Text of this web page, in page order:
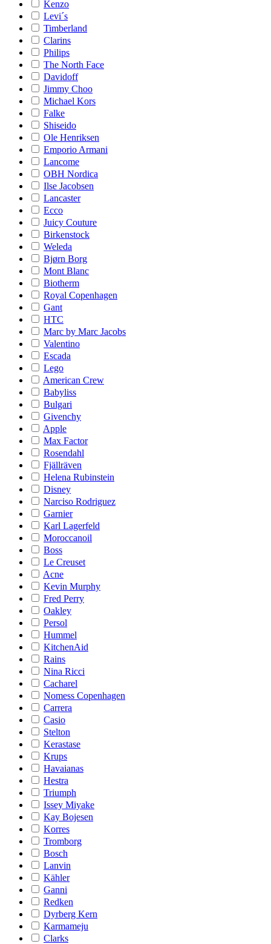
Kenzo
Levi´s
Timberland
Clarins
Philips
The North Face
Davidoff
Jimmy Choo
Michael Kors
Falke
Shiseido
Ole Henriksen
Emporio Armani
Lancome
OBH Nordica
Ilse Jacobsen
Lancaster
Ecco
Juicy Couture
Birkenstock
Weleda
Bjørn Borg
Mont Blanc
Biotherm
Royal Copenhagen
Gant
HTC
Marc by Marc Jacobs
Valentino
Escada
Lego
American Crew
Babyliss
Bulgari
Givenchy
Apple
Max Factor
Rosendahl
Fjällräven
Helena Rubinstein
Disney
Narciso Rodriguez
Garnier
Karl Lagerfeld
Moroccanoil
Boss
Le Creuset
Acne
Kevin Murphy
Fred Perry
Oakley
Persol
Hummel
KitchenAid
Rains
Nina Ricci
Cacharel
Nomess Copenhagen
Carrera
Casio
Stelton
Kerastase
Krups
Havaianas
Hestra
Triumph
Issey Miyake
Kay Bojesen
Korres
Tromborg
Bosch
Lanvin
Kähler
Ganni
Redken
Dyrberg Kern
Karmameju
Clarks